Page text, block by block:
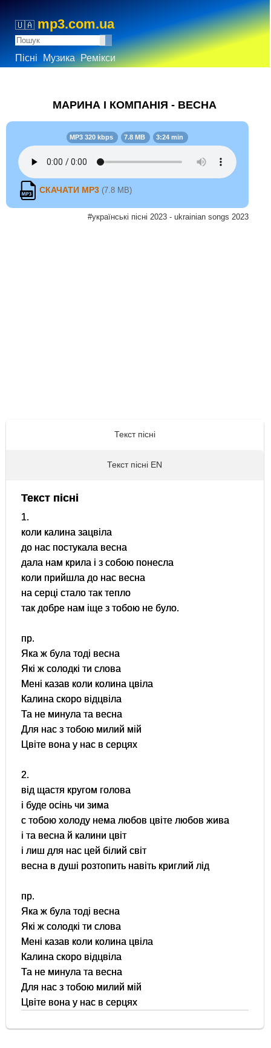
🇺🇦 mp3.com.ua
Пісні Музика Ремікси
МАРИНА І КОМПАНІЯ - ВЕСНА
MP3 320 kbps 7.8 MB 3:24 min
СКАЧАТИ MP3 (7.8 MB)
#українські пісні 2023 - ukrainian songs 2023
Текст пісні
Текст пісні EN
Текст пісні
1.
коли калина зацвіла
до нас постукала весна
дала нам крила і з собою понесла
коли прийшла до нас весна
на серці стало так тепло
так добре нам іще з тобою не було.
пр.
Яка ж була тоді весна
Які ж солодкі ти слова
Мені казав коли колина цвіла
Калина скоро відцвіла
Та не минула та весна
Для нас з тобою милий мій
Цвіте вона у нас в серцях
2.
від щастя кругом голова
і буде осінь чи зима
с тобою холоду нема любов цвіте любов жива
і та весна й калини цвіт
і лиш для нас цей білий світ
весна в душі розтопить навіть криглий лід
пр.
Яка ж була тоді весна
Які ж солодкі ти слова
Мені казав коли колина цвіла
Калина скоро відцвіла
Та не минула та весна
Для нас з тобою милий мій
Цвіте вона у нас в серцях